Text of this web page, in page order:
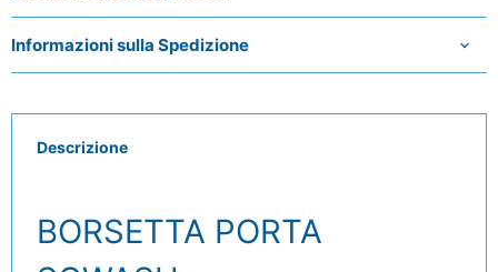
Informazioni sulla Spedizione
Descrizione
BORSETTA PORTA